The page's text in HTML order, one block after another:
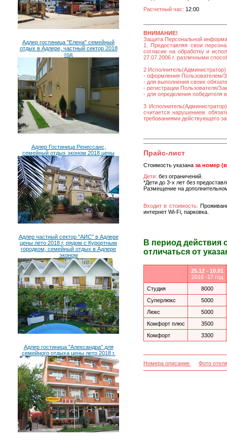
Адлер гостиница "Елена" семейный
отдых в Адлере, частный сектор 2018
год
Адлер Гостиница Ренессанс,
семейный отдых эконом 2018 цены
Адлер частный сектор "АИС" в Адлере
цены лето 2018 г, рядом с Курортным
городком, семейный отдых в Адлере
эконом
Адлер гостиница "Александра" для
семейного отдыха цены лето 2018 г.
Расчетный час: 12:00
ВНИМАНИЕ!
Защита Персональной
1. Предоставляя свои
согласие на обработку и
27.07.2006 г. различными
2
- оформления Пользователем/
- для выполнения своих
- регистрации Пользователя/
- для определения победителя
3
считается нарушением
требованиями действующего
Прайс-лист
Стоимость указана за номер
Дети: без ограничений.
*Дети до 3-х лет без
Размещение на
Входит в стоимость:
интернет Wi-Fi, парковка.
В период действия
отличаться от
25.12 - 10.01
2016 -17 год
Студия
8000
Суперлюкс
5000
Люкс
5000
Комфорт плюс
3500
Комфорт
3300
Номера описание Фото отеля